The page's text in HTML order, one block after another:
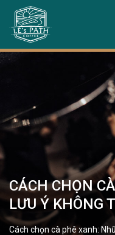
CÁCH CHỌN
LƯU Ý KHÔNG
Cách chọn cà phê xanh: